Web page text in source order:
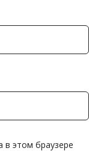
в этом браузере